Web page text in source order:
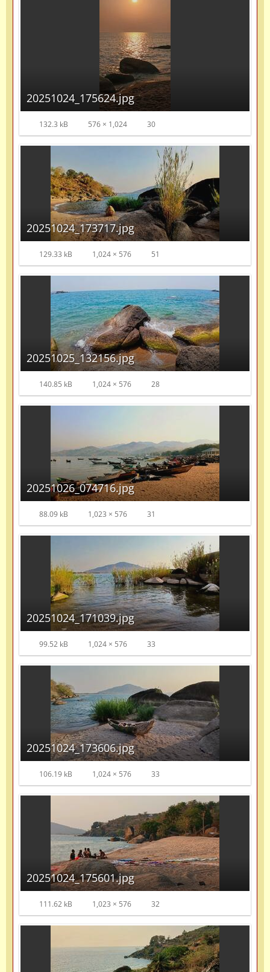
20251024_175624.jpg
132.3 kB 576 × 1,024 30
20251024_173717.jpg
129.33 kB 1,024 × 576 51
20251025_132156.jpg
140.85 kB 1,024 × 576 28
20251026_074716.jpg
88.09 kB 1,023 × 576 31
20251024_171039.jpg
99.52 kB 1,024 × 576 33
20251024_173606.jpg
106.19 kB 1,024 × 576 33
20251024_175601.jpg
111.62 kB 1,023 × 576 32